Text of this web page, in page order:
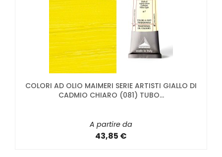
COLORI AD OLIO MAIMERI SERIE ARTISTI GIALLO DI
CADMIO CHIARO (081) TUBO...
A partire da
43,85 €